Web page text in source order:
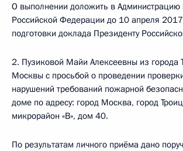
О выполнении доложить в Администрацию
Российской Федерации до 10 апреля
подготовки доклада Президенту
2. Пузиковой Майи Алексеевны из города
Москвы с просьбой о проведении
нарушений требований пожарной
доме по адресу: город Москва, город
микрорайон «В», дом 40.
По результатам личного приёма дано